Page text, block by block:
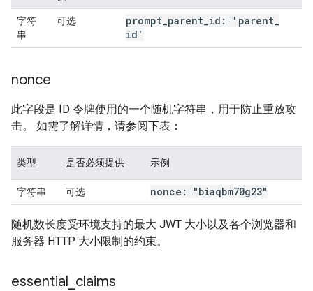
字符
串
可选 prompt parent id: 'parent
id'
nonce
此字段是 ID 令牌使用的一个随机字符串，用于防止重放攻
击。 如需了解详情，请参阅下表：
类型 是否必须提供 示例
字符串 可选 nonce: "biaqbm70g23"
随机数长度受环境支持的最大 JWT 大小以及各个浏览器和
服务器 HTTP 大小限制的约束。
essential claims